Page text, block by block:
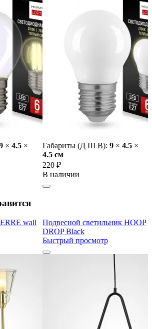
× 4.5 ×
Габариты (Д Ш В): 9 × 4.5 ×
4.5 cм
220 ₽
В наличии
wall
Подвесной светильник HOOP
DROP Black
Быстрый просмотр